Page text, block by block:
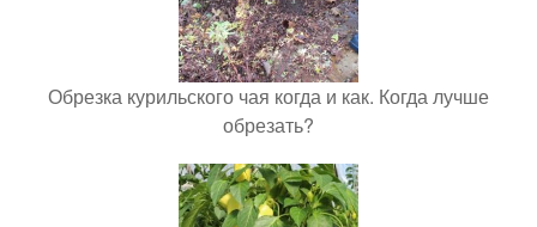
Обрезка курильского чая когда и как. Когда лучше
обрезать?